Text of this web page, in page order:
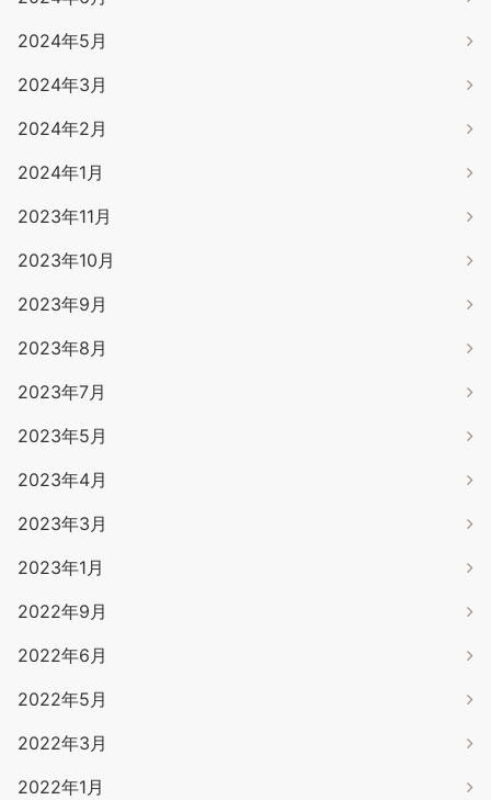
2024年5月
2024年3月
2024年2月
2024年1月
2023年11月
2023年10月
2023年9月
2023年8月
2023年7月
2023年5月
2023年4月
2023年3月
2023年1月
2022年9月
2022年6月
2022年5月
2022年3月
2022年1月